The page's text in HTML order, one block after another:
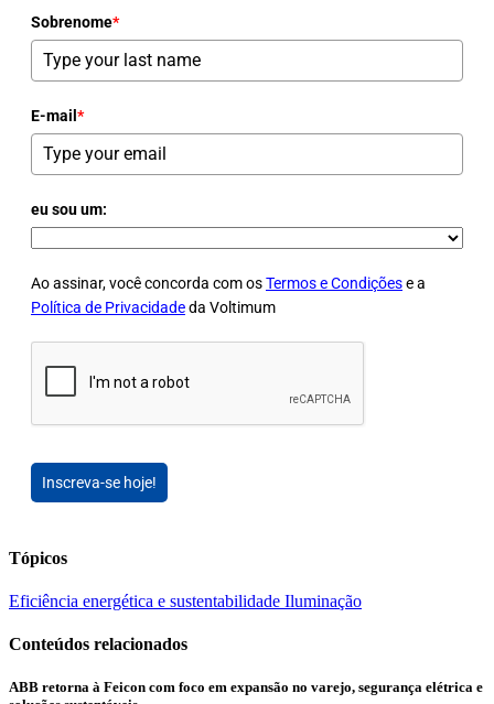
Sobrenome*
E-mail *
eu sou um:
Ao assinar, você concorda com osTermos e Condiçõese a
Política de Privacidadeda Voltimum
Inscreva-se hoje!
Tópicos
Eficiência energética e sustentabilidade Iluminação
Conteúdos relacionados
ABB retorna à Feicon com foco em expansão no varejo, segurança elétrica e